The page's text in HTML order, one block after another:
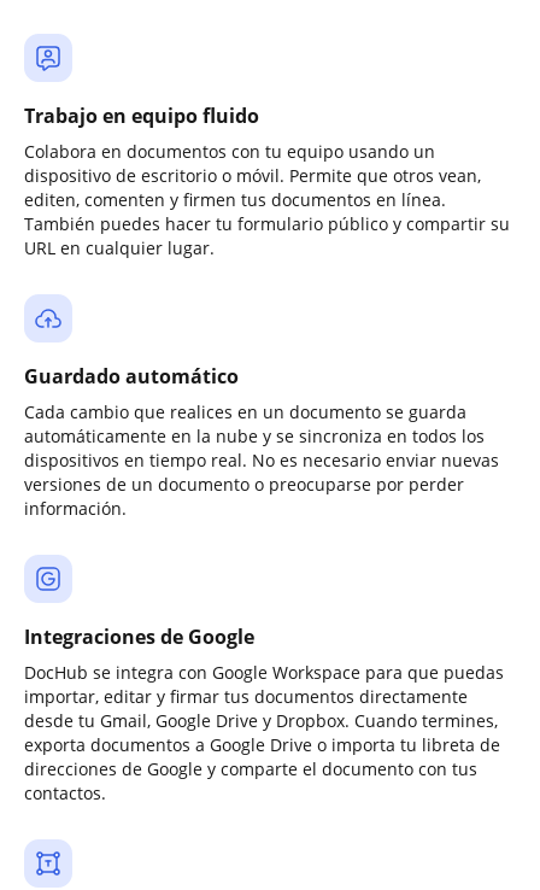
Trabajo en equipo fluido
Colabora en documentos con tu equipo usando un
dispositivo de escritorio o móvil. Permite que otros vean,
editen, comenten y firmen tus documentos en línea.
También puedes hacer tu formulario público y compartir su
URL en cualquier lugar.
Guardado automático
Cada cambio que realices en un documento se guarda
automáticamente en la nube y se sincroniza en todos los
dispositivos en tiempo real. No es necesario enviar nuevas
versiones de un documento o preocuparse por perder
información.
Integraciones de Google
DocHub se integra con Google Workspace para que puedas
importar, editar y firmar tus documentos directamente
desde tu Gmail, Google Drive y Dropbox. Cuando termines,
exporta documentos a Google Drive o importa tu libreta de
direcciones de Google y comparte el documento con tus
contactos.